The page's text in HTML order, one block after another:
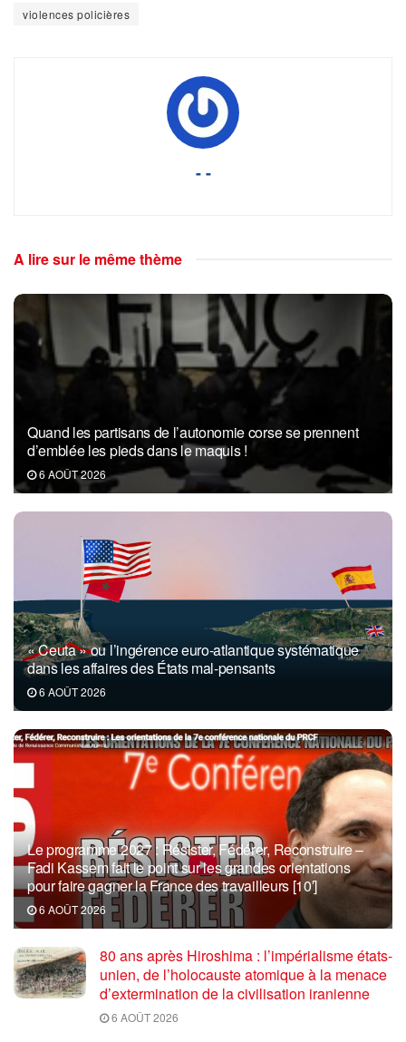
violences policières
- -
A lire sur le même thème
Quand les partisans de l’autonomie corse se prennent
d’emblée les pieds dans le maquis !
6 AOÛT 2026
« Ceuta » ou l’ingérence euro-atlantique systématique
dans les affaires des États mal-pensants
6 AOÛT 2026
Le programme 2027 : Résister, Fédérer, Reconstruire –
Fadi Kassem fait le point sur les grandes orientations
pour faire gagner la France des travailleurs [10′]
6 AOÛT 2026
80 ans après Hiroshima : l’impérialisme états-
unien, de l’holocauste atomique à la menace
d’extermination de la civilisation iranienne
6 AOÛT 2026